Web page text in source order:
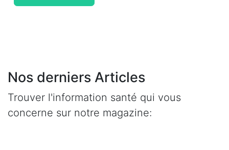
Nos derniers Articles
Trouver l'information santé qui vous
concerne sur notre magazine: